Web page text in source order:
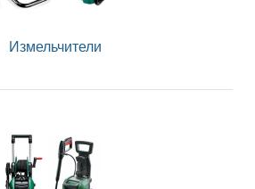
Измельчители